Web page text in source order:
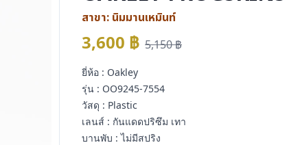
สาขา: นิมมานเหมินท์
3,600 ฿ 5,150฿
ยี่ห้อ : Oakley
รุ่น : OO9245-7554
วัสดุ : Plastic
เลนส์ : กันแดดปริซึม เทา
บานพับ : ไม่มีสปริง